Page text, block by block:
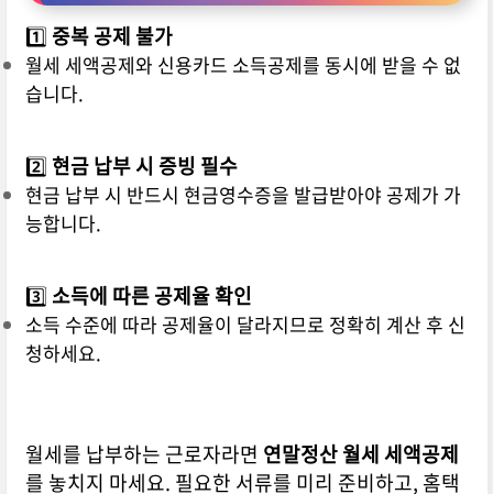
1️⃣ 중복 공제 불가
월세 세액공제와 신용카드 소득공제를 동시에 받을 수 없
습니다.
2️⃣ 현금 납부 시 증빙 필수
현금 납부 시 반드시 현금영수증을 발급받아야 공제가 가
능합니다.
3️⃣ 소득에 따른 공제율 확인
소득 수준에 따라 공제율이 달라지므로 정확히 계산 후 신
청하세요.
월세를 납부하는 근로자라면 연말정산 월세 세액공제
를 놓치지 마세요. 필요한 서류를 미리 준비하고, 홈택